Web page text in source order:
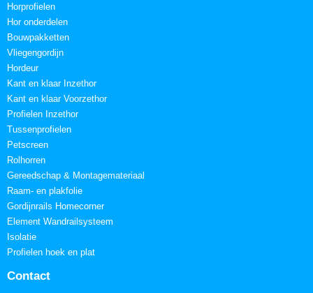
Horprofielen
Hor onderdelen
Bouwpakketten
Vliegengordijn
Hordeur
Kant en klaar Inzethor
Kant en klaar Voorzethor
Profielen Inzethor
Tussenprofielen
Petscreen
Rolhorren
Gereedschap & Montagemateriaal
Raam- en plakfolie
Gordijnrails Homecorner
Element Wandrailsysteem
Isolatie
Profielen hoek en plat
Contact